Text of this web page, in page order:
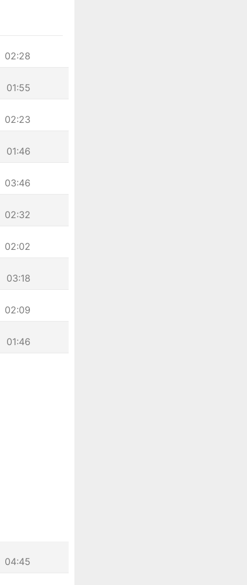
02:28
01:55
02:23
01:46
03:46
02:32
02:02
03:18
02:09
01:46
04:45